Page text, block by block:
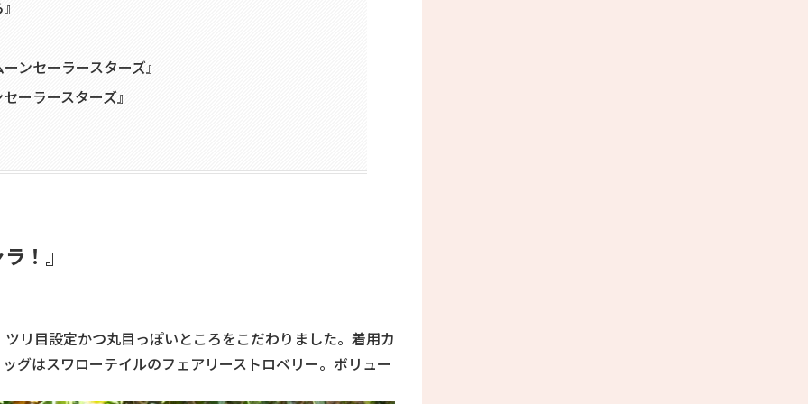
ンセーラースターズ』
ーラースターズ』
！』
リ目設定かつ丸目っぽいところをこだわりました。着用カ
グはスワローテイルのフェアリーストロベリー。ボリュー